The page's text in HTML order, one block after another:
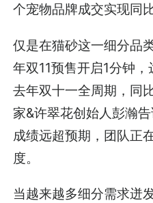
个宠物品牌成交实现同
仅是在猫砂这一细分品
年双11预售开启1分钟
去年双十一全周期，同
家&许翠花创始人彭瀚
成绩远超预期，团队正
度。
当越来越多细分需求迸